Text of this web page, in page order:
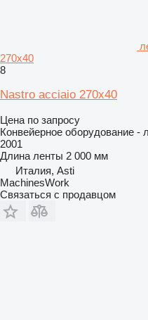
270x40
8
Nastro acciaio 270x40
Цена по запросу
Конвейерное оборудование -
2001
Длина ленты 2 000 мм
Италия, Asti
MachinesWork
Связаться с продавцом